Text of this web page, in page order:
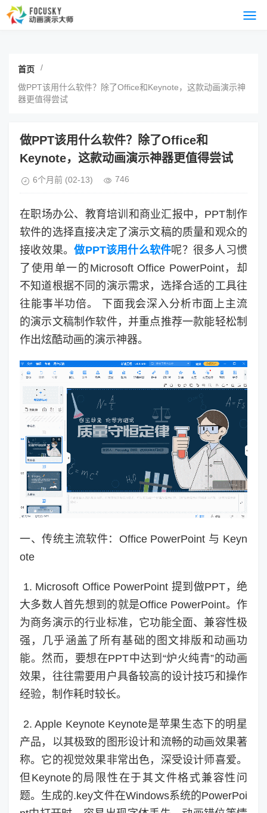
首页 /
做PPT该用什么软件？除了Office和Keynote，这款动画演示神
器更值得尝试
做PPT该用什么软件？除了Office和
Keynote，这款动画演示神器更值得尝试
6个月前 (02-13) 746
在职场办公、教育培训和商业汇报中，PPT制作
软件的选择直接决定了演示文稿的质量和观众的
接收效果。做PPT该用什么软件呢？很多人习惯
了使用单一的Microsoft Office PowerPoint，却
不知道根据不同的演示需求，选择合适的工具往
往能事半功倍。 下面我会深入分析市面上主流
的演示文稿制作软件，并重点推荐一款能轻松制
作出炫酷动画的演示神器。
一、传统主流软件：Office PowerPoint 与 Keyn
ote
1. Microsoft Office PowerPoint 提到做PPT，绝
大多数人首先想到的就是Office PowerPoint。作
为商务演示的行业标准，它功能全面、兼容性极
强，几乎涵盖了所有基础的图文排版和动画功
能。然而，要想在PPT中达到“炉火纯青”的动画
效果，往往需要用户具备较高的设计技巧和操作
经验，制作耗时较长。
2. Apple Keynote Keynote是苹果生态下的明星
产品，以其极致的图形设计和流畅的动画效果著
称。它的视觉效果非常出色，深受设计师喜爱。
但Keynote的局限性在于其文件格式兼容性问
题。生成的.key文件在Windows系统的PowerPoi